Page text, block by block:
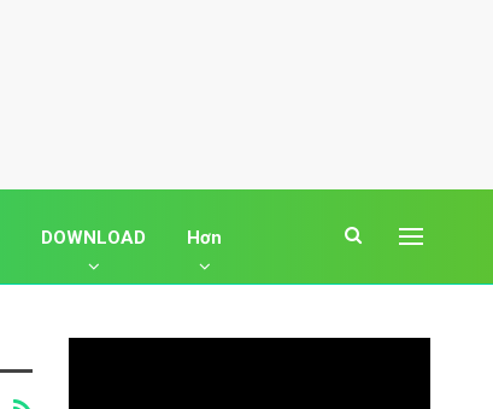
DOWNLOAD Hơn